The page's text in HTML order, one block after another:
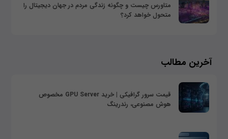
متاورس چیست و چگونه زندگی مردم در جهان دیجیتال را
متحول خواهد کرد؟
آخرین مطالب
قیمت سرور گرافیکی | خرید GPU Server مخصوص
هوش مصنوعی، رندرینگ